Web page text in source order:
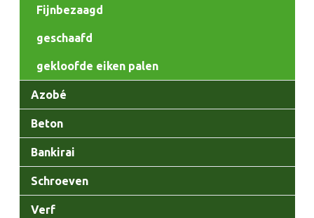
Fijnbezaagd
geschaafd
gekloofde eiken palen
Azobé
Beton
Bankirai
Schroeven
Verf